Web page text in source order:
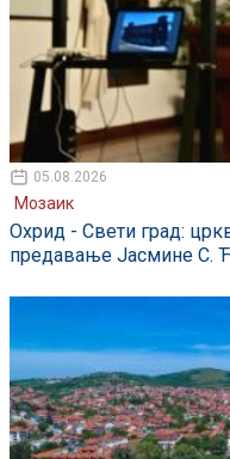
05.08.2026
Мозаик
Охрид - Свети град:
предавање Јасмине С.